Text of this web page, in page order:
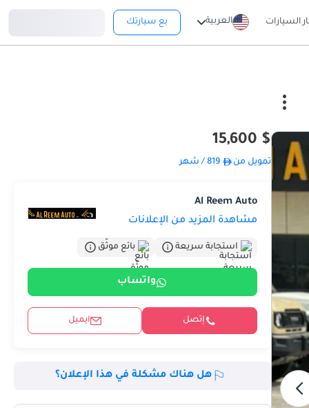
السيارات العربية بع سيارتك
$ 15,600
تمويل من 819 / شهر
Al Reem Auto
مشاهدة المزيد من الإعلانات
استجابة سريعة بائع موثّق
واتساب
إتصل ايميل
هل هناك مشكلة في هذا الإعلان؟